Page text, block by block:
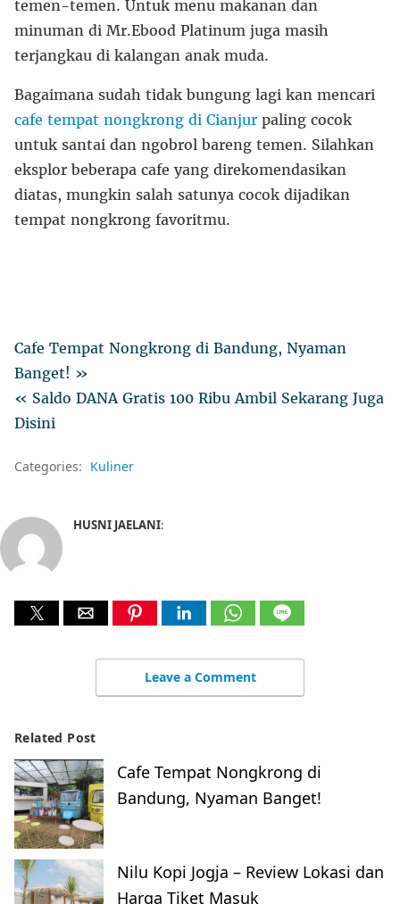
temen-temen. Untuk menu makanan dan
minuman di Mr.Ebood Platinum juga masih
terjangkau di kalangan anak muda.
Bagaimana sudah tidak bungung lagi kan mencari
cafe tempat nongkrong di Cianjur paling cocok
untuk santai dan ngobrol bareng temen. Silahkan
eksplor beberapa cafe yang direkomendasikan
diatas, mungkin salah satunya cocok dijadikan
tempat nongkrong favoritmu.
Cafe Tempat Nongkrong di Bandung, Nyaman
Banget! »
« Saldo DANA Gratis 100 Ribu Ambil Sekarang Juga
Disini
Categories: Kuliner
HUSNI JAELANI:
Leave a Comment
Related Post
Cafe Tempat Nongkrong di
Bandung, Nyaman Banget!
Nilu Kopi Jogja – Review Lokasi dan
Harga Tiket Masuk